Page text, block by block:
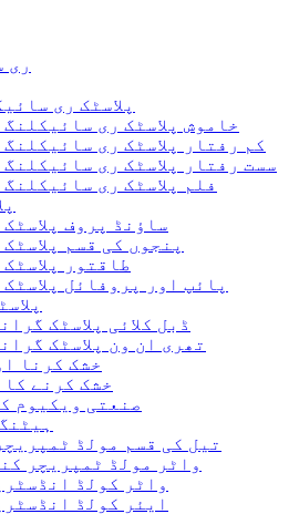
ری
پلاسٹک ری
خاموش پلاسٹک ری سائیکلنگ
کم رفتار پلاسٹک ری سائیکلنگ
سست رفتار پلاسٹک ری سائیکلنگ
فلم پلاسٹک ری سائیکلنگ
ساؤنڈ پروف
پنجوں کی قسم
طاقتور
پائپ اور پروفائل پلاسٹک
ڈبل کلائی پلاسٹک
تھری ان ون پلاسٹک
خشک کرنا
خشک کرنے کا
صنعتی ویکیوم
تیل کی قسم مولڈ
واٹر مولڈ ٹمپریچر
واٹر کولڈ
ایئر کولڈ